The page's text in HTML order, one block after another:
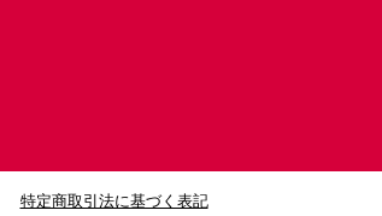
特定商取引法に基づく表記